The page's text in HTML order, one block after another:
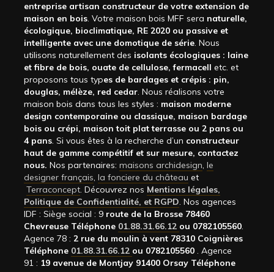
entreprise artisan constructeur de votre extension de
maison en bois. Votre maison bois MFF sera naturelle,
écologique, bioclimatique, RE 2020 ou passive et
intelligente avec une domotique de série. Nous
utilisons naturellement des isolants écologiques : laine
et fibre de bois, ouate de cellulose, fermacell etc. et
proposons tous types de bardages et crépis : pin,
douglas, mélèze, red cedar. Nous réalisons votre
maison bois dans tous les styles : maison moderne
design contemporaine ou classique, maison bardage
bois ou crépi, maison toit plat terrasse ou 2 pans ou
4 pans. Si vous êtes à la recherche d’un constructeur
haut de gamme compétitif et sur mesure, contactez
nous. Nos partenaires: maisons archidesign, le
designer français, la fonciere du château et
Terraconcept. Découvrez nos Mentions légales,
Politique de Confidentialité, et RGPD. Nos agences
IDF : Siège social : 9 route de la Brosse 78460
Chevreuse Téléphone 01.88.31.66.12 ou 0782105560.
Agence 78 : 2 rue du moulin à vent 78310 Coignières
Téléphone 01.88.31.66.12 ou 0782105560 . Agence
91 : 19 avenue de Montjay 91400 Orsay Téléphone